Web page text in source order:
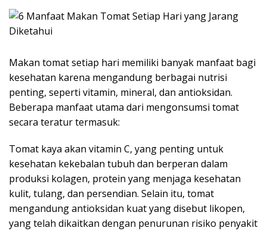
Makan tomat setiap hari memiliki banyak manfaat bagi
kesehatan karena mengandung berbagai nutrisi
penting, seperti vitamin, mineral, dan antioksidan.
Beberapa manfaat utama dari mengonsumsi tomat
secara teratur termasuk:
Tomat kaya akan vitamin C, yang penting untuk
kesehatan kekebalan tubuh dan berperan dalam
produksi kolagen, protein yang menjaga kesehatan
kulit, tulang, dan persendian. Selain itu, tomat
mengandung antioksidan kuat yang disebut likopen,
yang telah dikaitkan dengan penurunan risiko penyakit